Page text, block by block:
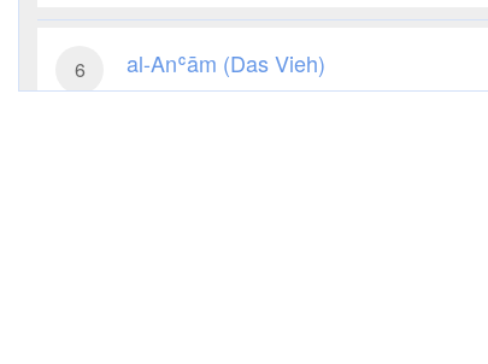
6 al-Anʿām (Das Vieh)